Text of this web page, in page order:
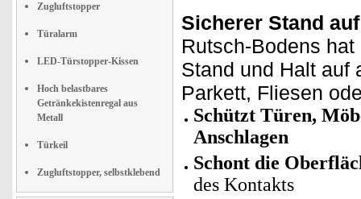
Zugluftstopper
Türalarm
LED-Türstopper-Kissen
Hoch belastbares
Getränkekistenregal aus
Metall
Türkeil
Zugluftstopper, selbstklebend
Sicherer Stand
Rutsch-Bodens
Stand und Halt auf
Parkett, Fliesen
Schützt Türen,
Anschlagen
Schont die
des Kontakts